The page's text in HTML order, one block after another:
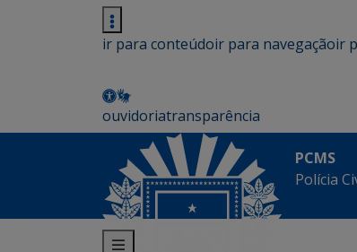
ir para conteúdoir para navegaçãoir
ouvidoriatransparência
PCMS
Polícia